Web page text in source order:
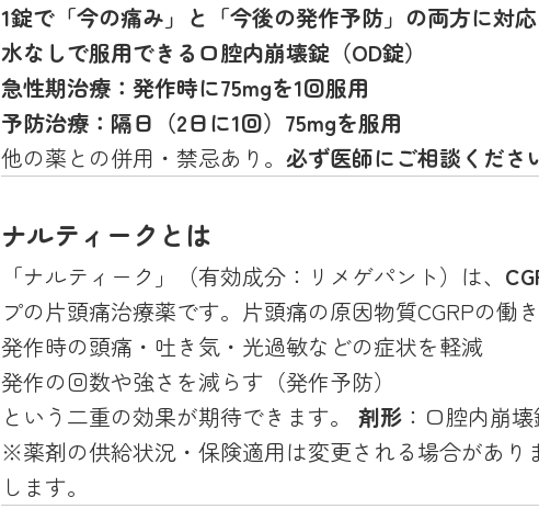
1錠で「今の痛み」と「今後の発作予防」の両方に対応
水なしで服用できる口腔内崩壊錠（OD錠）
急性期治療：発作時に75mgを1回服用
予防治療：隔日（2日に1回）75mgを服用
他の薬との併用・禁忌あり。 必ず医師にご相談くださ
ナルティークとは
「ナルティーク」（有効成分：リメゲパント）は、
プの片頭痛治療薬です。片頭痛の原因物質CGRPの働
発作時の頭痛・吐き気・光過敏などの症状を軽減
発作の回数や強さを減らす（発作予防）
という二重の効果が期待できます。 剤形：口腔内崩壊
※薬剤の供給状況・保険適用は変更される場合があり
します。